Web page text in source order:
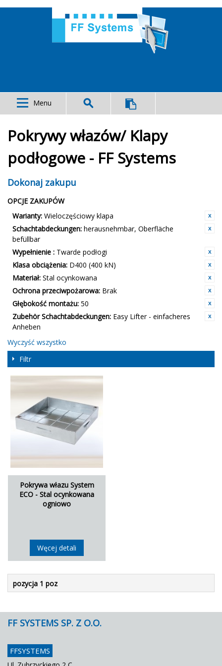
Menu
Pokrywy włazów/ Klapy
podłogowe - FF Systems
Dokonaj zakupu
OPCJE ZAKUPÓW
Warianty: Wieloczęściowy klapa
Schachtabdeckungen: herausnehmbar, Oberfläche
befüllbar
Wypełnienie : Twarde podłogi
Klasa obciążenia: D400 (400 kN)
Materiał: Stal ocynkowana
Ochrona przeciwpożarowa: Brak
Głębokość montażu: 50
Zubehör Schachtabdeckungen: Easy Lifter - einfacheres
Anheben
Wyczyść wszystko
Filtr
Pokrywa włazu System
ECO - Stal ocynkowana
ogniowo
Węcej detali
pozycja 1 poz
FF SYSTEMS SP. Z O.O.
FFSYSTEMS